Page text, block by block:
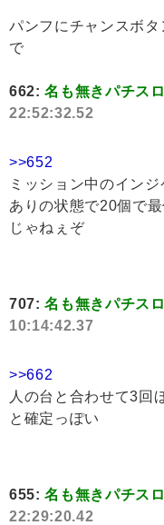
パンフにチャンスボ
で
662:名も無きパチス
22:52:32.52
>>652
ミッション中のイン
ありの状態で20個で
じゃねぇぞ
707:名も無きパチス
10:14:42.37
>>662
人の台と合わせて3回
と確定っぽい
655:名も無きパチス
22:29:20.42